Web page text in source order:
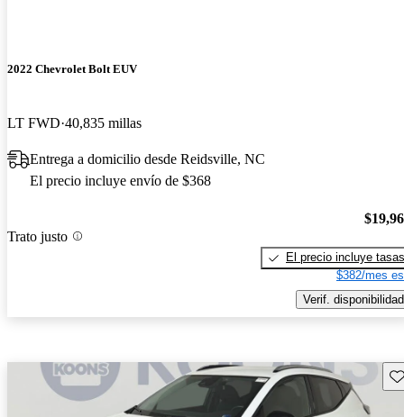
2022 Chevrolet Bolt EUV
LT FWD 40,835 millas
Entrega a domicilio desde Reidsville, NC
El precio incluye envío de $368
Trato justo
El precio incluye tasas
$382/mes
Verif. disponibilidad